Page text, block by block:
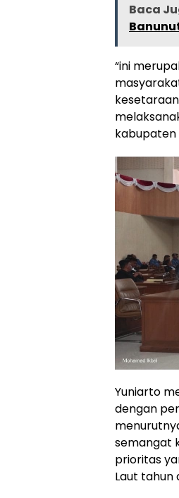
Baca
“ini
kabupaten
Yuniarto
dengan
semangat
prioritas
Laut tahun